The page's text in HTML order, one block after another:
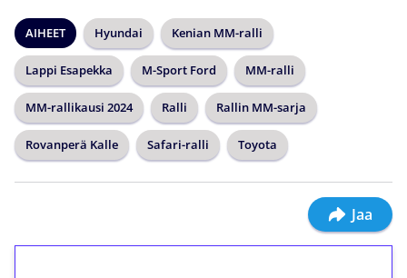
AIHEET Hyundai Kenian MM-ralli
Lappi Esapekka M-Sport Ford MM-ralli
MM-rallikausi 2024 Ralli Rallin MM-sarja
Rovanperä Kalle Safari-ralli Toyota
Jaa